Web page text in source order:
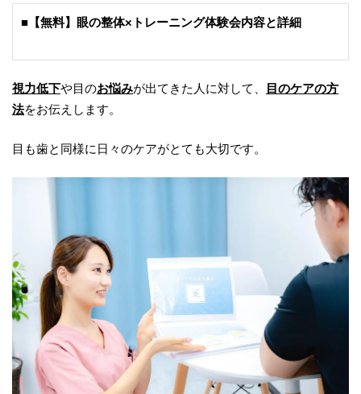
■【無料】眼の整体×トレーニング体験会内容と詳細
視力低下や目のお悩みが出てきた人に対して、
目のケアの方
法をお伝えします。
目も歯と同様に日々のケアがとても大切です。